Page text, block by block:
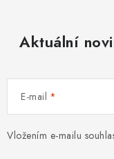
Aktuální
E-mail
Vložením e-mailu